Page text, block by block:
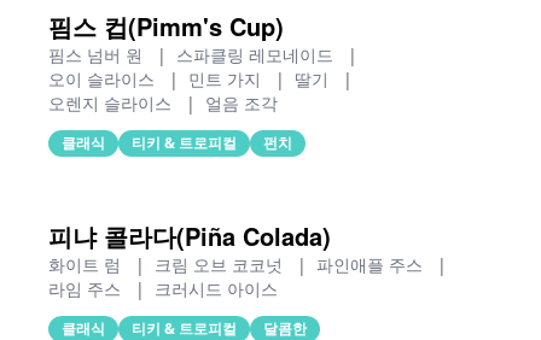
핌스 컵(Pimm's Cup)
핌스 넘버 원 | 스파클링 레모네이드
|
오이 슬라이스
| 민트 가지 | 딸기
|
오렌지 슬라이스
| 얼음 조각
클래식 티키 & 트로피컬 펀치
피냐 콜라다(Piña Colada)
화이트 럼 | 크림 오브 코코넛 | 파인애플 주스
|
라임 주스
| 크러시드 아이스
클래식 티키 & 트로피컬 달콤한